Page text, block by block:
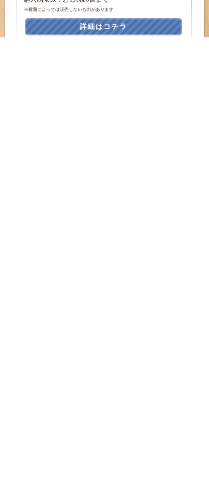
※種類によっては販売しないものがあります
詳細はコチラ